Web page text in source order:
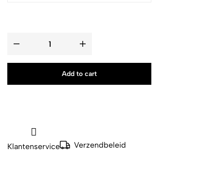
Add to cart
Klantenservice Verzendbeleid